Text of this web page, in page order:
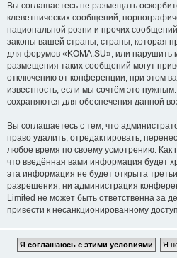
Вы соглашаетесь не размещать
клеветнических сообщений,
национальной розни и прочих
законы вашей страны, страны, которая
для форумов «KOMA.SU», или нарушить
размещения таких сообщений могут
отключению от конференции, при этом
известность, если мы сочтём это
сохраняются для обеспечения данной
Вы соглашаетесь с тем, что
право удалить, отредактировать,
любое время по своему усмотрению. Как
что введённая вами информация будет
эта информация не будет открыта
разрешения, ни администрация
Limited не может быть ответственна за
привести к несанкционированному